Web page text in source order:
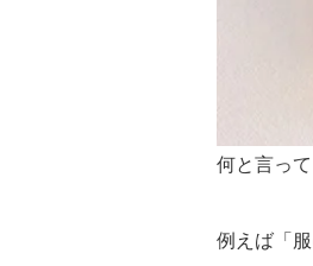
何と言っ
例えば「